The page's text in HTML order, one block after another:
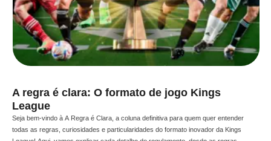
A regra é clara: O formato de jogo Kings
League
Seja bem-vindo à A Regra é Clara, a coluna definitiva para quem quer entender
todas as regras, curiosidades e particularidades do formato inovador da Kings